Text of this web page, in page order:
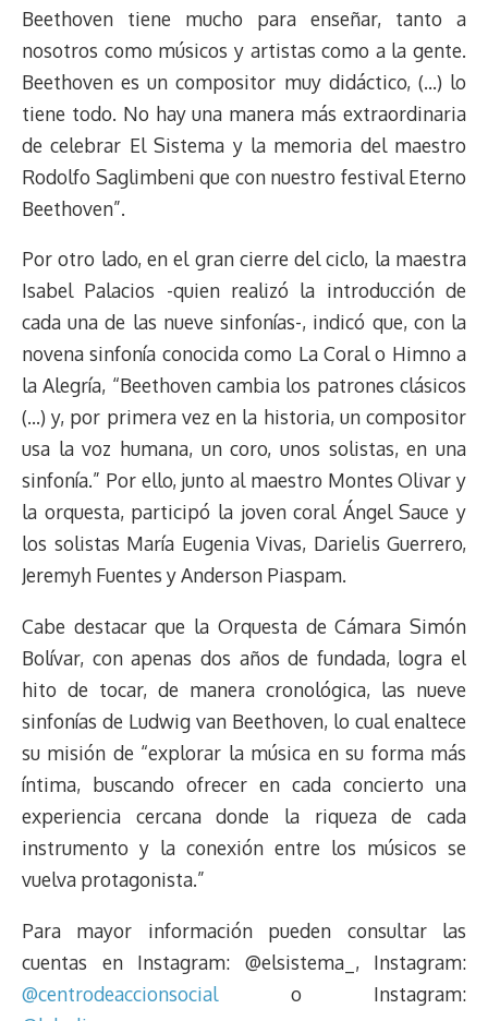
Beethoven tiene mucho para enseñar, tanto a
nosotros como músicos y artistas como a la gente.
Beethoven es un compositor muy didáctico, (…) lo
tiene todo. No hay una manera más extraordinaria
de celebrar El Sistema y la memoria del maestro
Rodolfo Saglimbeni que con nuestro festival Eterno
Beethoven”.
Por otro lado, en el gran cierre del ciclo, la maestra
Isabel Palacios -quien realizó la introducción de
cada una de las nueve sinfonías-, indicó que, con la
novena sinfonía conocida como La Coral o Himno a
la Alegría, “Beethoven cambia los patrones clásicos
(…) y, por primera vez en la historia, un compositor
usa la voz humana, un coro, unos solistas, en una
sinfonía.” Por ello, junto al maestro Montes Olivar y
la orquesta, participó la joven coral Ángel Sauce y
los solistas María Eugenia Vivas, Darielis Guerrero,
Jeremyh Fuentes y Anderson Piaspam.
Cabe destacar que la Orquesta de Cámara Simón
Bolívar, con apenas dos años de fundada, logra el
hito de tocar, de manera cronológica, las nueve
sinfonías de Ludwig van Beethoven, lo cual enaltece
su misión de “explorar la música en su forma más
íntima, buscando ofrecer en cada concierto una
experiencia cercana donde la riqueza de cada
instrumento y la conexión entre los músicos se
vuelva protagonista.”
Para mayor información pueden consultar las
cuentas en Instagram: @elsistema_, Instagram:
@centrodeaccionsocialo Instagram: